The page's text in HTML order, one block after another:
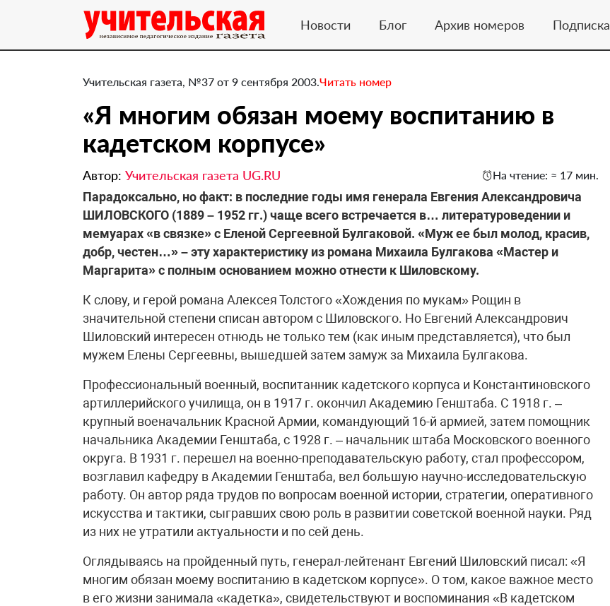
Новости Блог Архив номеров Подписка
Учительская газета, №37 от 9 сентября 2003.Читать номер
«Я многим обязан моему воспитанию в
кадетском корпусе»
Автор: Учительская газета UG.RU На чтение: ≈ 17 мин.
Парадоксально, но факт: в последние годы имя генерала Евгения Александровича
ШИЛОВСКОГО (1889 – 1952 гг.) чаще всего встречается в… литературоведении и
мемуарах «в связке» с Еленой Сергеевной Булгаковой. «Муж ее был молод, красив,
добр, честен…» – эту характеристику из романа Михаила Булгакова «Мастер и
Маргарита» с полным основанием можно отнести к Шиловскому.
К слову, и герой романа Алексея Толстого «Хождения по мукам» Рощин в
значительной степени списан автором с Шиловского. Но Евгений Александрович
Шиловский интересен отнюдь не только тем (как иным представляется), что был
мужем Елены Сергеевны, вышедшей затем замуж за Михаила Булгакова.
Профессиональный военный, воспитанник кадетского корпуса и Константиновского
артиллерийского училища, он в 1917 г. окончил Академию Генштаба. С 1918 г. –
крупный военачальник Красной Армии, командующий 16-й армией, затем помощник
начальника Академии Генштаба, с 1928 г. – начальник штаба Московского военного
округа. В 1931 г. перешел на военно-преподавательскую работу, стал профессором,
возглавил кафедру в Академии Генштаба, вел большую научно-исследовательскую
работу. Он автор ряда трудов по вопросам военной истории, стратегии, оперативного
искусства и тактики, сыгравших свою роль в развитии советской военной науки. Ряд
из них не утратили актуальности и по сей день.
Оглядываясь на пройденный путь, генерал-лейтенант Евгений Шиловский писал: «Я
многим обязан моему воспитанию в кадетском корпусе». О том, какое важное место
в его жизни занимала «кадетка», свидетельствуют и воспоминания «В кадетском